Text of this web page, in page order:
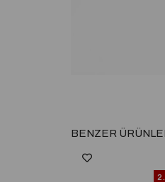
BENZER